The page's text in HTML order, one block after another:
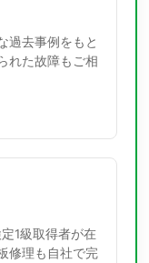
過去事例をもと
れた故障もご相
1級取得者が在
修理も自社で完